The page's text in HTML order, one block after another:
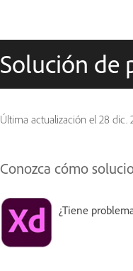
Solución de
Última actualización el 28 dic.
Conozca cómo
¿Tiene